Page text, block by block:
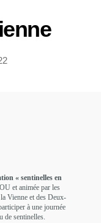
« sentinelles en
et animée par les
Vienne et des Deux-
à une journée
de sentinelles.